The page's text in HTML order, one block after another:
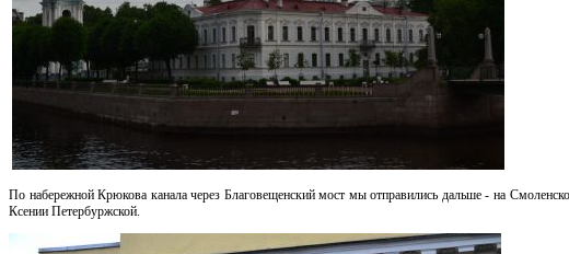
По набережной Крюкова канала через Благовещенский мост мы отправились дальше - на
Ксении Петербуржской.